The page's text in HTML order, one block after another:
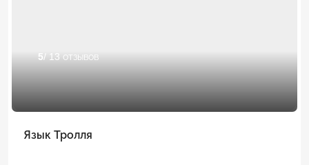
5/ 13 отзывов
Язык Тролля